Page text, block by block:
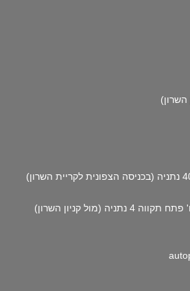
סניף ראשי - רח' פנקס דוד 40 נתניה (בכניסה הצפונית לקריית השרון)
סניף העיר- נתניה מרכז - רח' פתח תקווה 4 נתניה (מול קניון השרון)